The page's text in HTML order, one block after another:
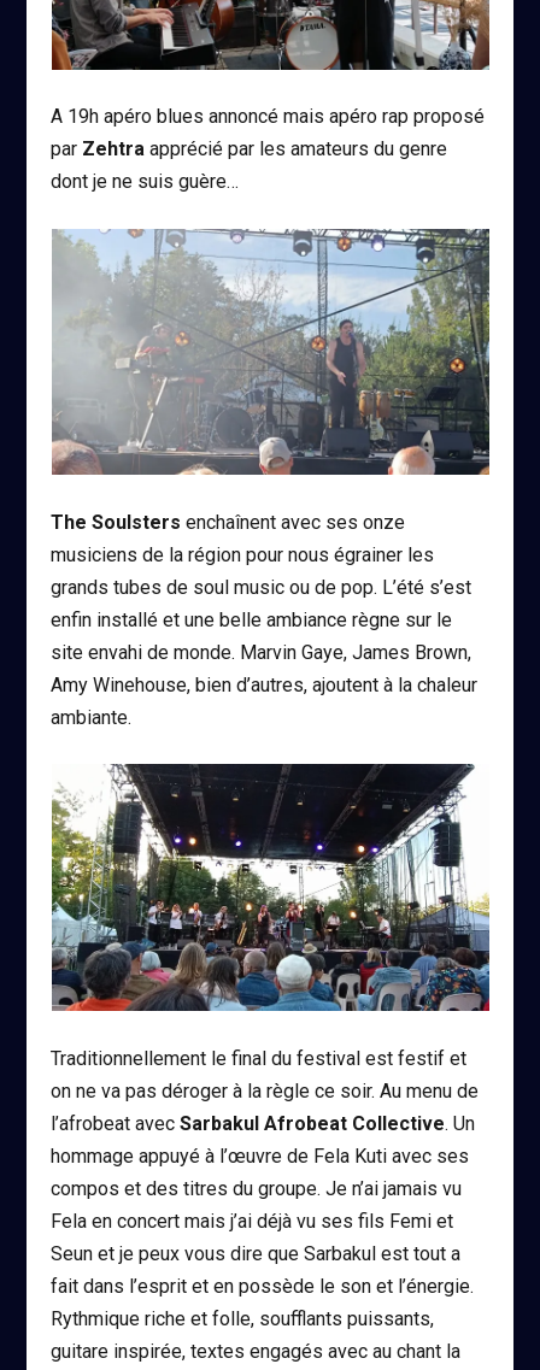
A 19h apéro blues annoncé mais apéro rap proposé
par Zehtra apprécié par les amateurs du genre
dont je ne suis guère…
The Soulsters enchaînent avec ses onze
musiciens de la région pour nous égrainer les
grands tubes de soul music ou de pop. L’été s’est
enfin installé et une belle ambiance règne sur le
site envahi de monde. Marvin Gaye, James Brown,
Amy Winehouse, bien d’autres, ajoutent à la chaleur
ambiante.
Traditionnellement le final du festival est festif et
on ne va pas déroger à la règle ce soir. Au menu de
l’afrobeat avecSarbakul Afrobeat Collective. Un
hommage appuyé à l’œuvre de Fela Kuti avec ses
compos et des titres du groupe. Je n’ai jamais vu
Fela en concert mais j’ai déjà vu ses fils Femi et
Seun et je peux vous dire que Sarbakul est tout a
fait dans l’esprit et en possède le son et l’énergie.
Rythmique riche et folle, soufflants puissants,
guitare inspirée, textes engagés avec au chant la